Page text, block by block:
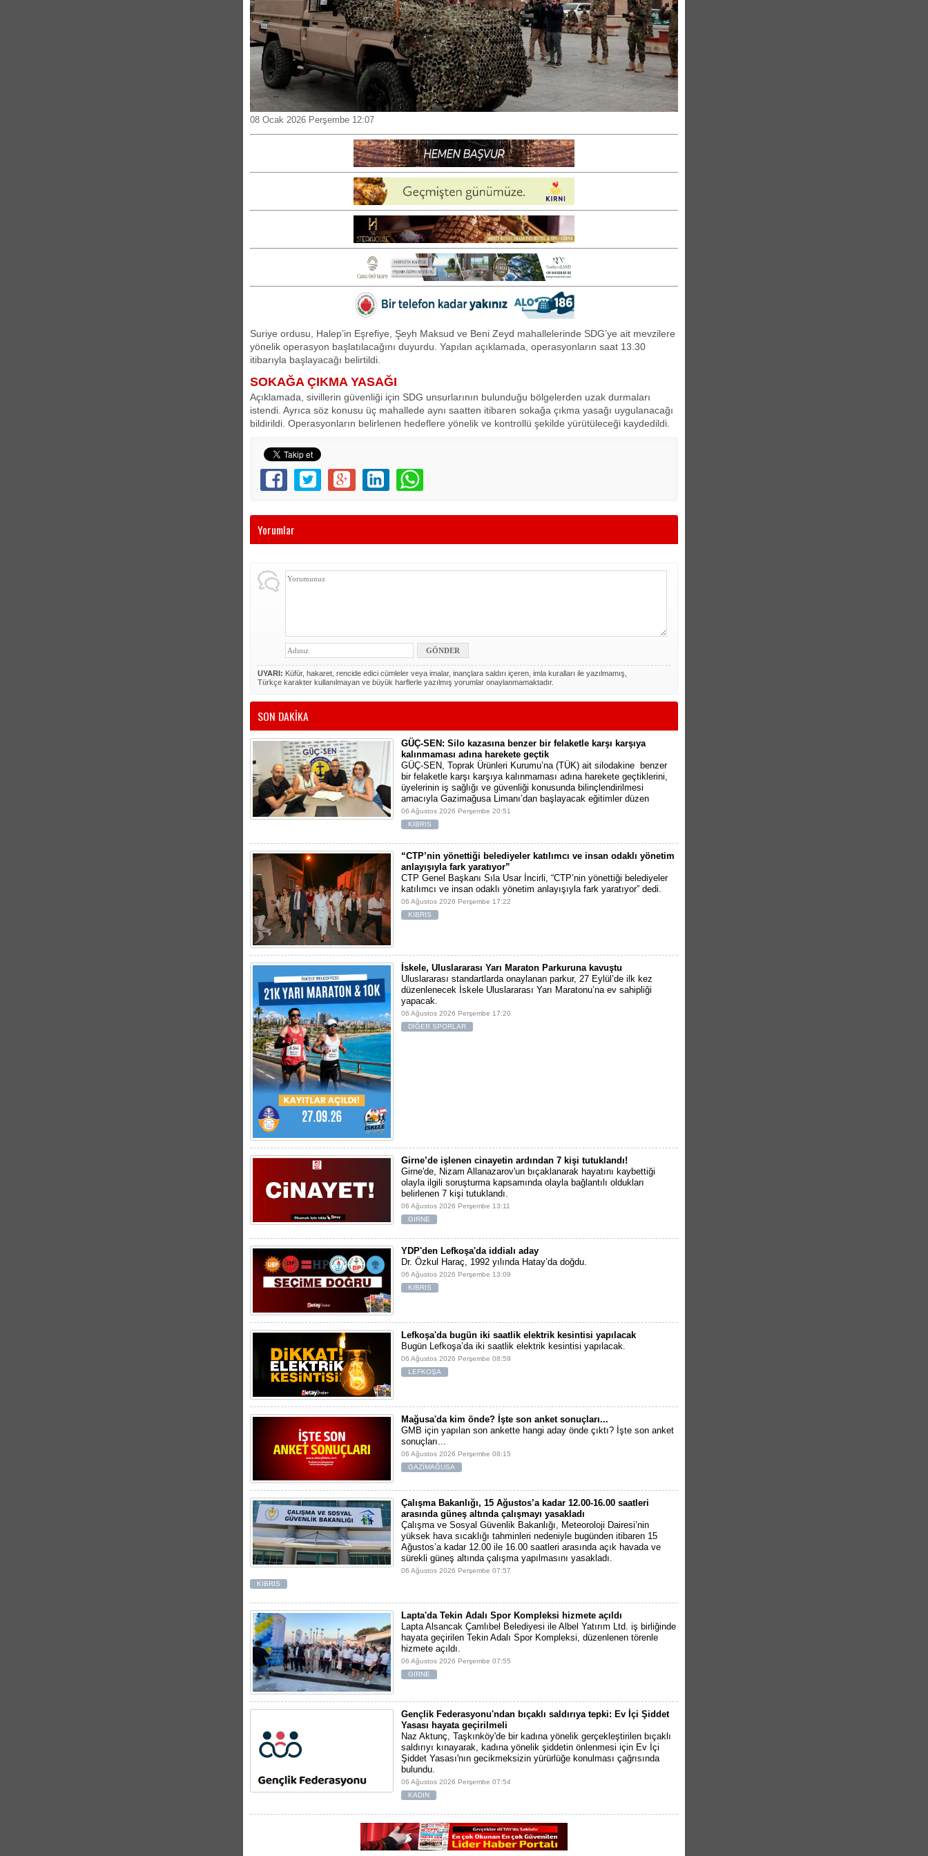
08 Ocak 2026 Perşembe 12:07
Suriye ordusu, Halep’in Eşrefiye, Şeyh Maksud ve Beni Zeyd mahallelerinde SDG’ye ait mevzilere
yönelik operasyon başlatılacağını duyurdu. Yapılan açıklamada, operasyonların saat 13.30
itibarıyla başlayacağı belirtildi.
SOKAĞA ÇIKMA YASAĞI
Açıklamada, sivillerin güvenliği için SDG unsurlarının bulunduğu bölgelerden uzak durmaları
istendi. Ayrıca söz konusu üç mahallede aynı saatten itibaren sokağa çıkma yasağı uygulanacağı
bildirildi. Operasyonların belirlenen hedeflere yönelik ve kontrollü şekilde yürütüleceği kaydedildi.
Yorumlar
UYARI: Küfür, hakaret, rencide edici cümleler veya imalar, inançlara saldırı içeren, imla kuralları ile yazılmamış,
Türkçe karakter kullanılmayan ve büyük harflerle yazılmış yorumlar onaylanmamaktadır.
SON DAKİKA
GÜÇ-SEN: Silo kazasına benzer bir felaketle karşı karşıya
kalınmaması adına harekete geçtik
GÜÇ-SEN, Toprak Ürünleri Kurumu’na (TÜK) ait silodakine benzer
bir felaketle karşı karşıya kalınmaması adına harekete geçtiklerini,
üyelerinin iş sağlığı ve güvenliği konusunda bilinçlendirilmesi
amacıyla Gazimağusa Limanı’dan başlayacak eğitimler düzen
06 Ağustos 2026 Perşembe 20:51
KIBRIS
“CTP’nin yönettiği belediyeler katılımcı ve insan odaklı yönetim
anlayışıyla fark yaratıyor”
CTP Genel Başkanı Sıla Usar İncirli, “CTP’nin yönettiği belediyeler
katılımcı ve insan odaklı yönetim anlayışıyla fark yaratıyor” dedi.
06 Ağustos 2026 Perşembe 17:22
KIBRIS
İskele, Uluslararası Yarı Maraton Parkuruna kavuştu
Uluslararası standartlarda onaylanan parkur, 27 Eylül’de ilk kez
düzenlenecek İskele Uluslararası Yarı Maratonu’na ev sahipliği
yapacak.
06 Ağustos 2026 Perşembe 17:20
DİĞER SPORLAR
Girne’de işlenen cinayetin ardından 7 kişi tutuklandı!
Girne'de, Nizam Allanazarov'un bıçaklanarak hayatını kaybettiği
olayla ilgili soruşturma kapsamında olayla bağlantılı oldukları
belirlenen 7 kişi tutuklandı.
06 Ağustos 2026 Perşembe 13:11
GİRNE
YDP'den Lefkoşa'da iddialı aday
Dr. Özkul Haraç, 1992 yılında Hatay’da doğdu.
06 Ağustos 2026 Perşembe 13:09
KIBRIS
Lefkoşa'da bugün iki saatlik elektrik kesintisi yapılacak
Bugün Lefkoşa’da iki saatlik elektrik kesintisi yapılacak.
06 Ağustos 2026 Perşembe 08:59
LEFKOŞA
Mağusa'da kim önde? İşte son anket sonuçları...
GMB için yapılan son ankette hangi aday önde çıktı? İşte son anket
sonuçları...
06 Ağustos 2026 Perşembe 08:15
GAZİMAĞUSA
Çalışma Bakanlığı, 15 Ağustos’a kadar 12.00-16.00 saatleri
arasında güneş altında çalışmayı yasakladı
Çalışma ve Sosyal Güvenlik Bakanlığı, Meteoroloji Dairesi’nin
yüksek hava sıcaklığı tahminleri nedeniyle bugünden itibaren 15
Ağustos’a kadar 12.00 ile 16.00 saatleri arasında açık havada ve
sürekli güneş altında çalışma yapılmasını yasakladı.
06 Ağustos 2026 Perşembe 07:57
KIBRIS
Lapta'da Tekin Adalı Spor Kompleksi hizmete açıldı
Lapta Alsancak Çamlıbel Belediyesi ile Albel Yatırım Ltd. iş birliğinde
hayata geçirilen Tekin Adalı Spor Kompleksi, düzenlenen törenle
hizmete açıldı.
06 Ağustos 2026 Perşembe 07:55
GİRNE
Gençlik Federasyonu'ndan bıçaklı saldırıya tepki: Ev İçi Şiddet
Yasası hayata geçirilmeli
Naz Aktunç, Taşkınköy'de bir kadına yönelik gerçekleştirilen bıçaklı
saldırıyı kınayarak, kadına yönelik şiddetin önlenmesi için Ev İçi
Şiddet Yasası'nın gecikmeksizin yürürlüğe konulması çağrısında
bulundu.
06 Ağustos 2026 Perşembe 07:54
KADIN